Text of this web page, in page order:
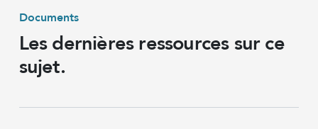
Documents
Les dernières ressources sur ce
sujet.